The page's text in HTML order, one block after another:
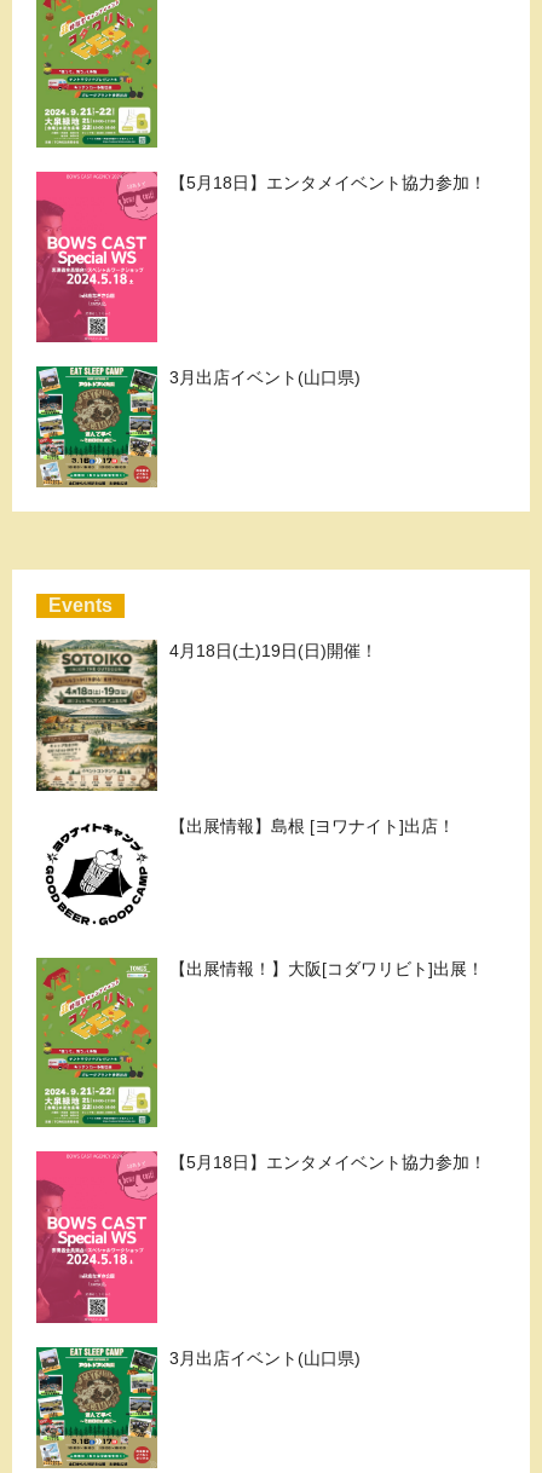
【5月18日】エンタメイベント協力参加！
3月出店イベント(山口県)
Events
4月18日(土)19日(日)開催！
【出展情報】島根 [ヨワナイト]出店！
【出展情報！】大阪[コダワリビト]出展！
【5月18日】エンタメイベント協力参加！
3月出店イベント(山口県)